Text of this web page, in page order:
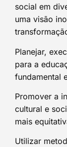
social em
uma visão
Planejar,
para a
fundamental
Promover a
cultural e
mais
Utilizar